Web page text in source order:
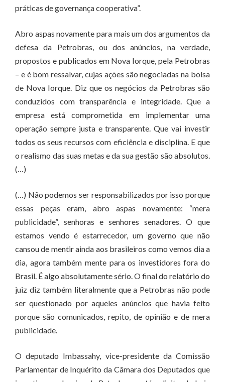
práticas de governança cooperativa”.
Abro aspas novamente para mais um dos argumentos da
defesa da Petrobras, ou dos anúncios, na verdade,
propostos e publicados em Nova Iorque, pela Petrobras
– e é bom ressalvar, cujas ações são negociadas na bolsa
de Nova Iorque. Diz que os negócios da Petrobras são
conduzidos com transparência e integridade. Que a
empresa está comprometida em implementar uma
operação sempre justa e transparente. Que vai investir
todos os seus recursos com eficiência e disciplina. E que
o realismo das suas metas e da sua gestão são absolutos.
(…)
(…) Não podemos ser responsabilizados por isso porque
essas peças eram, abro aspas novamente: “mera
publicidade”, senhoras e senhores senadores. O que
estamos vendo é estarrecedor, um governo que não
cansou de mentir ainda aos brasileiros como vemos dia a
dia, agora também mente para os investidores fora do
Brasil. É algo absolutamente sério. O final do relatório do
juiz diz também literalmente que a Petrobras não pode
ser questionado por aqueles anúncios que havia feito
porque são comunicados, repito, de opinião e de mera
publicidade.
O deputado Imbassahy, vice-presidente da Comissão
Parlamentar de Inquérito da Câmara dos Deputados que